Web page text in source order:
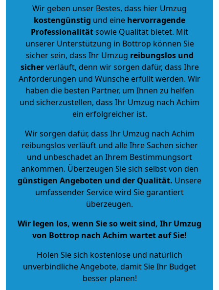
Wir geben unser Bestes, dass hier Umzug
kostengünstig und eine hervorragende
Professionalitätsowie Qualität bietet. Mit
unserer Unterstützung in Bottrop können Sie
sicher sein, dass Ihr Umzug reibungslos und
sicherverläuft, denn wir sorgen dafür, dass Ihre
Anforderungen und Wünsche erfüllt werden. Wir
haben die besten Partner, um Ihnen zu helfen
und sicherzustellen, dass Ihr Umzug nach Achim
ein erfolgreicher ist.
Wir sorgen dafür, dass Ihr Umzug nach Achim
reibungslos verläuft und alle Ihre Sachen sicher
und unbeschadet an Ihrem Bestimmungsort
ankommen. Überzeugen Sie sich selbst von den
günstigen Angeboten und der Qualität. Unsere
umfassender Service wird Sie garantiert
überzeugen.
Wir legen los, wenn Sie so weit sind, Ihr Umzug
von Bottrop nach Achim wartet auf Sie!
Holen Sie sich kostenlose und natürlich
unverbindliche Angebote, damit Sie Ihr Budget
besser planen!